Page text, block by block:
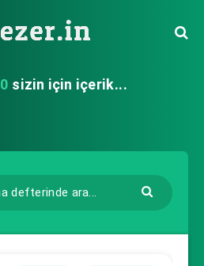
0 sizin için içerik...